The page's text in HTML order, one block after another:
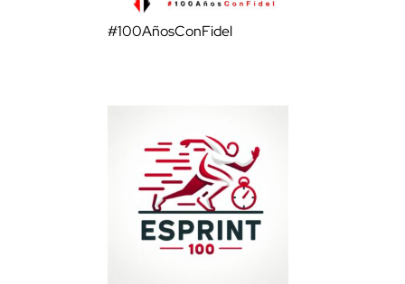
#100AñosConFidel